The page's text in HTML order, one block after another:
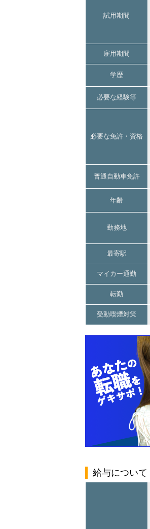
試用期間
雇用期間
学歴
必要な経験等
必要な免許・資格
普通自動車免許
年齢
勤務地
最寄駅
マイカー通勤
転勤
受動喫煙対策
給与について